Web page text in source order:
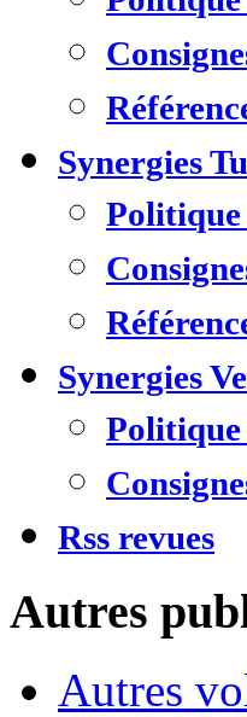
Synergies
Synergies
Rss revues
Autres
Autres